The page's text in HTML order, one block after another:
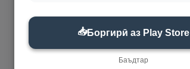
📥Боргирӣ аз Play Store
Баъдтар